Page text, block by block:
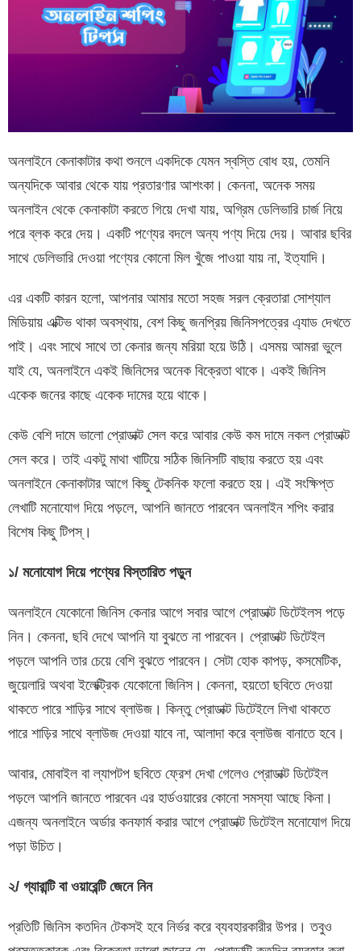
অনলাইনে কেনাকাটার কথা শুনলে একদিকে যেমন স্বস্তি বোধ হয়, তেমনি
অন্যদিকে আবার থেকে যায় প্রতারণার আশংকা। কেননা, অনেক সময়
অনলাইন থেকে কেনাকাটা করতে গিয়ে দেখা যায়, অগ্রিম ডেলিভারি চার্জ নিয়ে
পরে ব্লক করে দেয়। একটি পণ্যের বদলে অন্য পণ্য দিয়ে দেয়। আবার ছবির
সাথে ডেলিভারি দেওয়া পণ্যের কোনো মিল খুঁজে পাওয়া যায় না, ইত্যাদি।
এর একটি কারন হলো, আপনার আমার মতো সহজ সরল ক্রেতারা সোশ্যাল
মিডিয়ায় এক্টিভ থাকা অবস্থায়, বেশ কিছু জনপ্রিয় জিনিসপত্রের এ্যাড দেখতে
পাই। এবং সাথে সাথে তা কেনার জন্য মরিয়া হয়ে উঠি। এসময় আমরা ভুলে
যাই যে, অনলাইনে একই জিনিসের অনেক বিক্রেতা থাকে। একই জিনিস
একেক জনের কাছে একেক দামের হয়ে থাকে।
কেউ বেশি দামে ভালো প্রোডাক্ট সেল করে আবার কেউ কম দামে নকল প্রোডাক্ট
সেল করে। তাই একটু মাথা খাটিয়ে সঠিক জিনিসটি বাছায় করতে হয় এবং
অনলাইনে কেনাকাটার আগে কিছু টেকনিক ফলো করতে হয়। এই সংক্ষিপ্ত
লেখাটি মনোযোগ দিয়ে পড়লে, আপনি জানতে পারবেন অনলাইন শপিং করার
বিশেষ কিছু টিপস্।
১/ মনোযোগ দিয়ে পণ্যের বিস্তারিত পড়ুন
অনলাইনে যেকোনো জিনিস কেনার আগে সবার আগে প্রোডাক্ট ডিটেইলস পড়ে
নিন। কেননা, ছবি দেখে আপনি যা বুঝতে না পারবেন। প্রোডাক্ট ডিটেইল
পড়লে আপনি তার চেয়ে বেশি বুঝতে পারবেন। সেটা হোক কাপড়, কসমেটিক,
জুয়েলারি অথবা ইলেক্ট্রিক যেকোনো জিনিস। কেননা, হয়তো ছবিতে দেওয়া
থাকতে পারে শাড়ির সাথে ব্লাউজ। কিন্তু প্রোডাক্ট ডিটেইলে লিখা থাকতে
পারে শাড়ির সাথে ব্লাউজ দেওয়া যাবে না, আলাদা করে ব্লাউজ বানাতে হবে।
আবার, মোবাইল বা ল্যাপটপ ছবিতে ফ্রেশ দেখা গেলেও প্রোডাক্ট ডিটেইল
পড়লে আপনি জানতে পারবেন এর হার্ডওয়ারের কোনো সমস্যা আছে কিনা।
এজন্য অনলাইনে অর্ডার কনফার্ম করার আগে প্রোডাক্ট ডিটেইল মনোযোগ দিয়ে
পড়া উচিত।
২/ গ্যারান্টি বাওয়ারেন্টি জেনে নিন
প্রতিটি জিনিস কতদিন টেকসই হবে নির্ভর করে ব্যবহারকারীর উপর। তবুও